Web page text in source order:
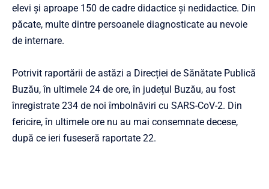
elevi și aproape 150 de cadre didactice și nedidactice. Din
păcate, multe dintre persoanele diagnosticate au nevoie
de internare.
Potrivit raportării de astăzi a Direcției de Sănătate Publică
Buzău, în ultimele 24 de ore, în județul Buzău, au fost
înregistrate 234 de noi îmbolnăviri cu SARS-CoV-2. Din
fericire, în ultimele ore nu au mai consemnate decese,
după ce ieri fuseseră raportate 22.